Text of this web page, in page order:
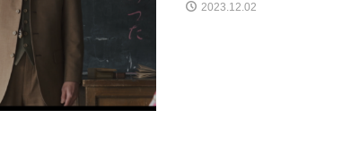
2023.12.02